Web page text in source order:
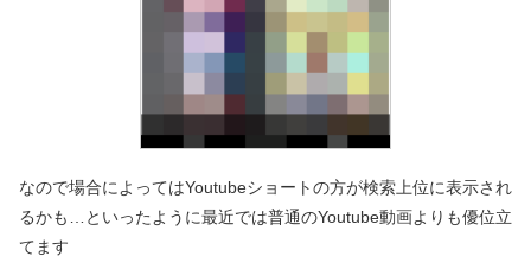
なので場合によってはYoutubeショートの方が検索上位に表示され
るかも…といったように最近では普通のYoutube動画よりも優位立
てます